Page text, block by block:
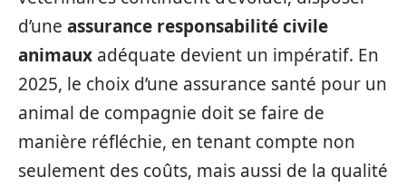
d’une assurance responsabilité civile
animaux adéquate devient un impératif. En
2025, le choix d’une assurance santé pour un
animal de compagnie doit se faire de
manière réfléchie, en tenant compte non
seulement des coûts, mais aussi de la qualité